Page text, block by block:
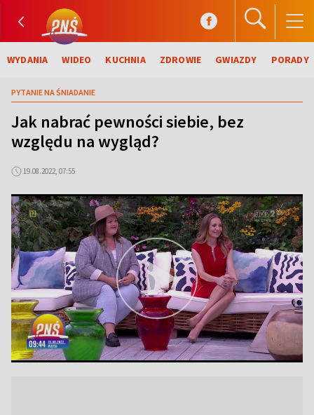
WYDANIA WIDEO KUCHNIA ZDROWIE GWIAZDY PORADY
PYTANIE NA ŚNIADANIE
Jak nabrać pewności siebie, bez
względu na wygląd?
19.08.2022, 07:55